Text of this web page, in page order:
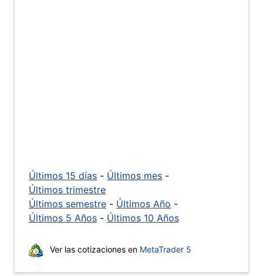
Últimos 15 días - Últimos mes -
Últimos trimestre
Últimos semestre - Últimos Año -
Últimos 5 Años - Últimos 10 Años
Ver las cotizaciones en MetaTrader 5